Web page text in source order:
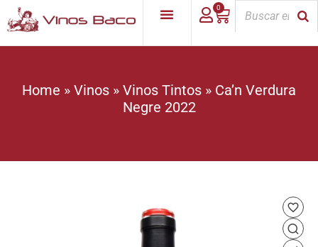
0
Home » Vinos » Vinos Tintos » Ca’n Verdura
Negre 2022